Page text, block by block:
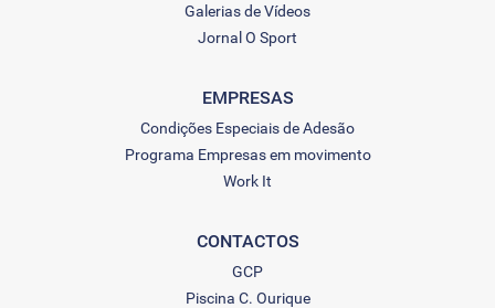
Galerias de Vídeos
Jornal O Sport
EMPRESAS
Condições Especiais de Adesão
Programa Empresas em movimento
Work It
CONTACTOS
GCP
Piscina C. Ourique